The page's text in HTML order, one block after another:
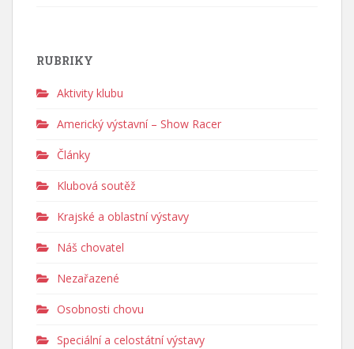
RUBRIKY
Aktivity klubu
Americký výstavní – Show Racer
Články
Klubová soutěž
Krajské a oblastní výstavy
Náš chovatel
Nezařazené
Osobnosti chovu
Speciální a celostátní výstavy